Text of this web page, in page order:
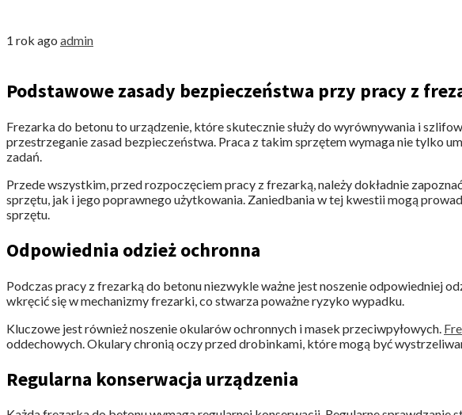
1 rok ago admin
Podstawowe zasady bezpieczeństwa przy pracy z
Frezarka do betonu to urządzenie, które skutecznie służy do wyrównywania i
przestrzeganie zasad bezpieczeństwa. Praca z takim sprzętem wymaga nie tylko
zadań.
Przede wszystkim, przed rozpoczęciem pracy z frezarką, należy dokładnie
sprzętu, jak i jego poprawnego użytkowania. Zaniedbania w tej kwestii mogą
sprzętu.
Odpowiednia odzież ochronna
Podczas pracy z frezarką do betonu niezwykle ważne jest noszenie odpowiedniej
wkręcić się w mechanizmy frezarki, co stwarza poważne ryzyko wypadku.
Kluczowe jest również noszenie okularów ochronnych i masek przeciwpyłowych.
oddechowych. Okulary chronią oczy przed drobinkami, które mogą być
Regularna konserwacja urządzenia